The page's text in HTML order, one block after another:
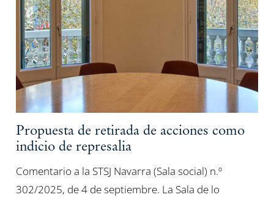
Propuesta de retirada de acciones como
indicio de represalia
Comentario a la STSJ Navarra (Sala social) n.º
302/2025, de 4 de septiembre. La Sala de lo